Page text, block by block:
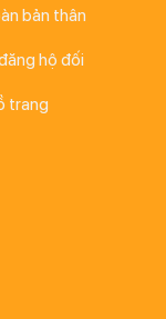
bản thân
hộ đối
trang